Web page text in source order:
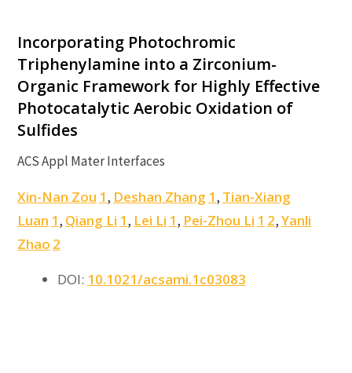
Incorporating Photochromic
Triphenylamine into a Zirconium-
Organic Framework for Highly Effective
Photocatalytic Aerobic Oxidation of
Sulfides
ACS Appl Mater Interfaces
Xin-Nan Zou 1, Deshan Zhang 1, Tian-Xiang
Luan 1, Qiang Li 1, Lei Li 1, Pei-Zhou Li 1 2,Yanli
Zhao 2
DOI: 10.1021/acsami.1c03083